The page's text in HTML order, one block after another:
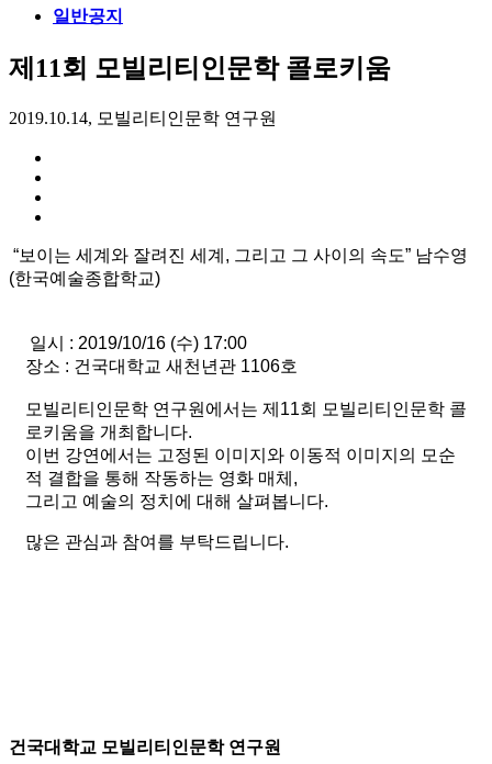
일반공지
제11회 모빌리티인문학 콜로키움
2019.10.14, 모빌리티인문학 연구원
“보이는 세계와 잘려진 세계, 그리고 그 사이의 속도” 남수영
(한국예술종합학교)
일시 : 2019/10/16 (수) 17:00
장소 : 건국대학교 새천년관 1106호
모빌리티인문학 연구원에서는 제11회 모빌리티인문학 콜
로키움을 개최합니다.
이번 강연에서는 고정된 이미지와 이동적 이미지의 모순
적 결합을 통해 작동하는 영화 매체,
그리고 예술의 정치에 대해 살펴봅니다.
많은 관심과 참여를 부탁드립니다.​
건국대학교 모빌리티인문학 연구원